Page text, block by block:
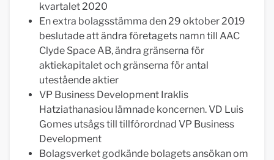
kvartalet 2020
En extra bolagsstämma den 29 oktober 2019
beslutade att ändra företagets namn till AAC
Clyde Space AB, ändra gränserna för
aktiekapitalet och gränserna för antal
utestående aktier
VP Business Development Iraklis
Hatziathanasiou lämnade koncernen. VD Luis
Gomes utsågs till tillförordnad VP Business
Development
Bolagsverket godkände bolagets ansökan om